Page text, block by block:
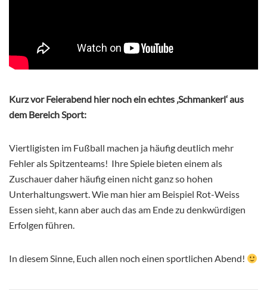
Kurz vor Feierabend hier noch ein echtes ‚Schmankerl‘ aus
dem Bereich Sport:
Viertligisten im Fußball machen ja häufig deutlich mehr
Fehler als Spitzenteams! Ihre Spiele bieten einem als
Zuschauer daher häufig einen nicht ganz so hohen
Unterhaltungswert. Wie man hier am Beispiel Rot-Weiss
Essen sieht, kann aber auch das am Ende zu denkwürdigen
Erfolgen führen.
In diesem Sinne, Euch allen noch einen sportlichen Abend!